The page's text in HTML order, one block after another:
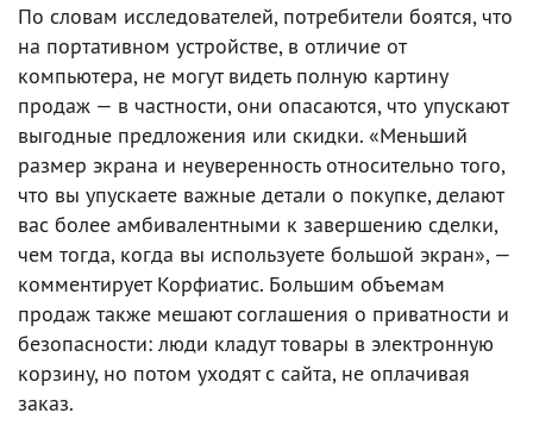
По словам исследователей, потребители боятся, что
на портативном устройстве, в отличие от
компьютера, не могут видеть полную картину
продаж — в частности, они опасаются, что упускают
выгодные предложения или скидки. «Меньший
размер экрана и неуверенность относительно того,
что вы упускаете важные детали о покупке, делают
вас более амбивалентными к завершению сделки,
чем тогда, когда вы используете большой экран», —
комментирует Корфиатис. Большим объемам
продаж также мешают соглашения о приватности и
безопасности: люди кладут товары в электронную
корзину, но потом уходят с сайта, не оплачивая
заказ.